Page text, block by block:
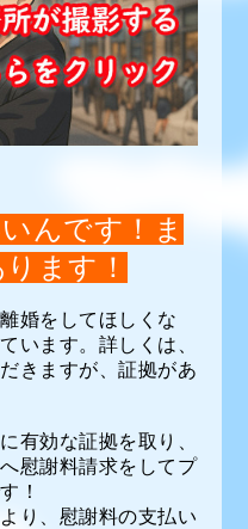
んです！ま
ます！
婚をしてほしくな
います。詳しくは、
きますが、証拠があ
有効な証拠を取り、
慰謝料請求をしてプ
！
り、慰謝料の支払い